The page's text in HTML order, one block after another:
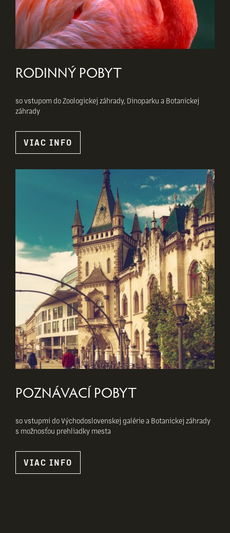
RODINNÝ POBYT
so vstupom do Zoologickej záhrady, Dinoparku a Botanickej
záhrady
VIAC INFO
POZNÁVACÍ POBYT
so vstupmi do Východoslovenskej galérie a Botanickej záhrady
s možnosťou prehliadky mesta
VIAC INFO